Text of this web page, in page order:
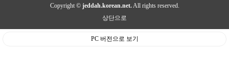
Copyright © jeddah.korean.net.All rights reserved.
상단으로
PC 버전으로 보기